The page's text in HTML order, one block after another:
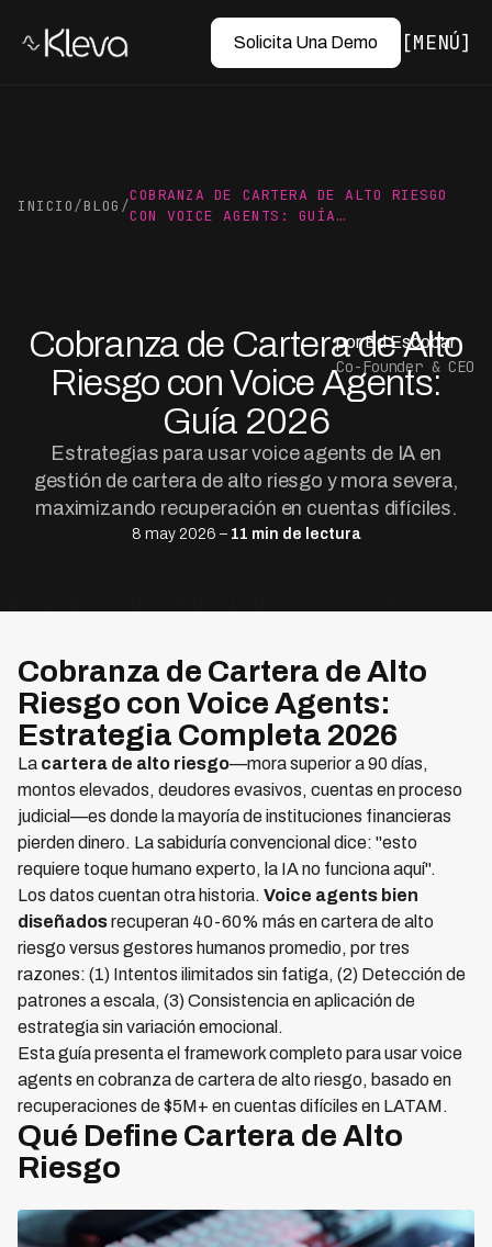
Solicita Una Demo MENÚ
INICIO/BLOG /
COBRANZA DE CARTERA DE ALTO RIESGO
CON VOICE AGENTS: GUÍA…
Cobranza de Cartera de Alto
Riesgo con Voice Agents:
Guía 2026
Estrategias para usar voice agents de IA en
gestión de cartera de alto riesgo y mora severa,
maximizando recuperación en cuentas difíciles.
8 may 2026 – 11 min de lectura
por Ed Escobar
Co-Founder & CEO
Cobranza de Cartera de Alto
Riesgo con Voice Agents:
Estrategia Completa 2026
La cartera de alto riesgo—mora superior a 90 días,
montos elevados, deudores evasivos, cuentas en proceso
judicial—es donde la mayoría de instituciones financieras
pierden dinero. La sabiduría convencional dice: "esto
requiere toque humano experto, la IA no funciona aquí".
Los datos cuentan otra historia. Voice agents bien
diseñadosrecuperan 40-60% más en cartera de alto
riesgo versus gestores humanos promedio, por tres
razones: (1) Intentos ilimitados sin fatiga, (2) Detección de
patrones a escala, (3) Consistencia en aplicación de
estrategia sin variación emocional.
Esta guía presenta el framework completo para usar voice
agents en cobranza de cartera de alto riesgo, basado en
recuperaciones de $5M+ en cuentas difíciles en LATAM.
Qué Define Cartera de Alto
Riesgo